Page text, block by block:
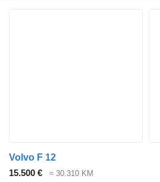
Volvo F 12
15.500 €
≈ 30.310 KM